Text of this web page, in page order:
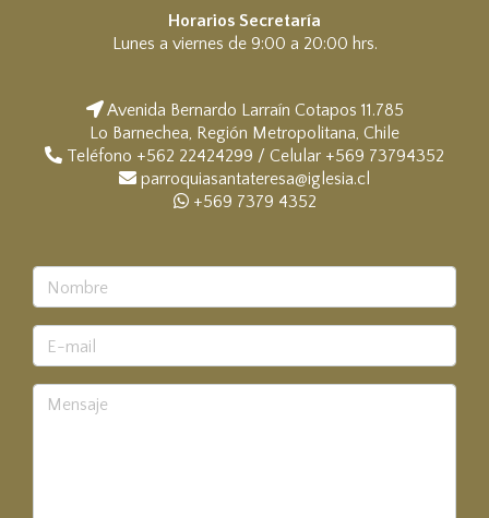
Horarios Secretaría
Lunes a viernes de 9:00 a 20:00 hrs.
Avenida Bernardo Larraín Cotapos 11.785
Lo Barnechea, Región Metropolitana, Chile
Teléfono +562 22424299 / Celular +569 73794352
parroquiasantateresa@iglesia.cl
+569 7379 4352